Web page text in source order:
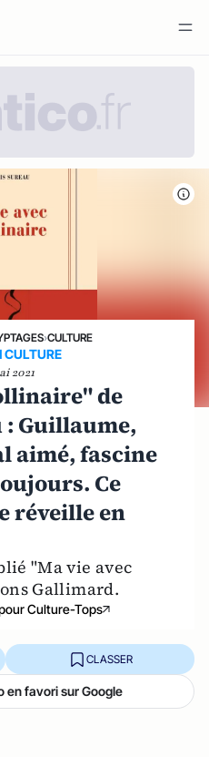
›CULTURE
2021
de
: Guillaume,
aimé, fascine
Ce
réveille en
"Ma vie avec
Gallimard.
Culture-Tops
CLASSER
en favori sur Google